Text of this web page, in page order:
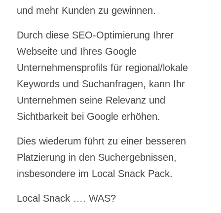
und mehr Kunden zu gewinnen.
Durch diese SEO-Optimierung Ihrer
Webseite und Ihres Google
Unternehmensprofils für regional/lokale
Keywords und Suchanfragen, kann Ihr
Unternehmen seine Relevanz und
Sichtbarkeit bei Google erhöhen.
Dies wiederum führt zu einer besseren
Platzierung in den Suchergebnissen,
insbesondere im Local Snack Pack.
Local Snack …. WAS?